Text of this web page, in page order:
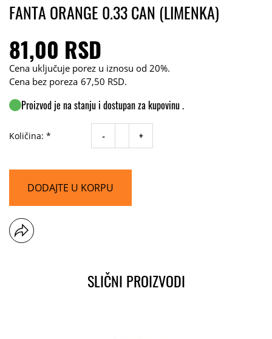
FANTA ORANGE 0.33 CAN (LIMENKA)
81,00 RSD
Cena uključuje porez u iznosu od 20%.
Cena bez poreza 67,50 RSD.
Proizvod je na stanju i dostupan za kupovinu .
Količina: * - +
DODAJTE U KORPU
SLIČNI PROIZVODI